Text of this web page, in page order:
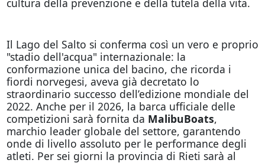
Il Lago del Salto si conferma così un vero e proprio
"stadio dell'acqua" internazionale: la
conformazione unica del bacino, che ricorda i
fiordi norvegesi, aveva già decretato lo
straordinario successo dell’edizione mondiale del
2022. Anche per il 2026, la barca ufficiale delle
competizioni sarà fornita da MalibuBoats,
marchio leader globale del settore, garantendo
onde di livello assoluto per le performance degli
atleti. Per sei giorni la provincia di Rieti sarà al